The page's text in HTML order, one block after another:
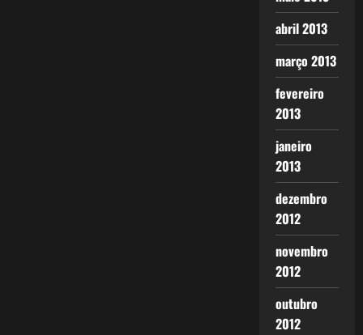
abril 2013
março 2013
fevereiro
2013
janeiro
2013
dezembro
2012
novembro
2012
outubro
2012